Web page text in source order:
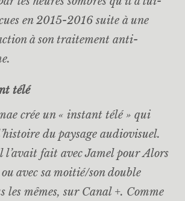
en 2015-2016 suite à une
à son traitement anti-
télé
crée un « instant télé » qui
du paysage audiovisuel.
l’avait fait avec Jamel pourAlors
ou avec sa moitié/son double
les mêmes, sur Canal +. Comme